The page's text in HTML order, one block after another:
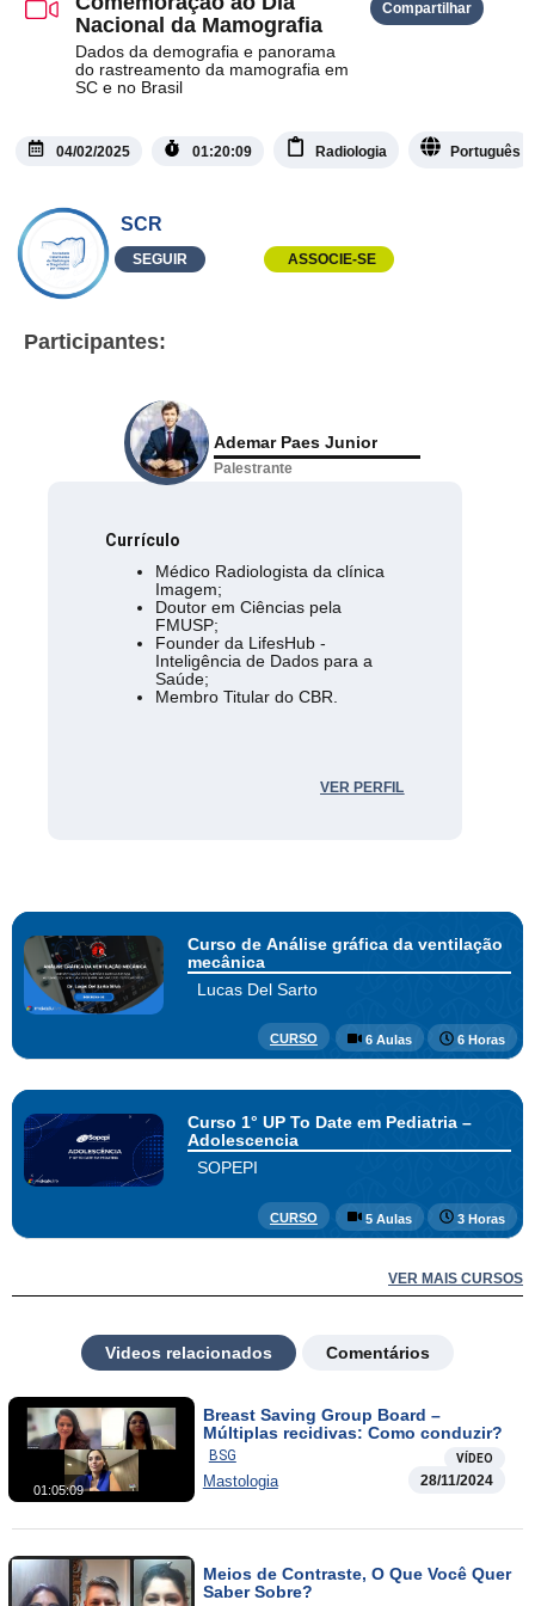
Nacional da Mamografia
Dados da demografia e panorama
do rastreamento da mamografia em
SC e no Brasil
Compartilhar
04/02/2025 01:20:09 Radiologia Português
SCR
SEGUIR ASSOCIE-SE
Participantes:
Ademar Paes Junior
Palestrante
Currículo
Médico Radiologista da clínica
Imagem;
Doutor em Ciências pela
FMUSP;
Founder da LifesHub -
Inteligência de Dados para a
Saúde;
Membro Titular do CBR.
VER PERFIL
Curso de Análise gráfica da ventilação
mecânica
Lucas Del Sarto
CURSO 6 Aulas 6 Horas
Curso 1° UP To Date em Pediatria –
Adolescencia
SOPEPI
CURSO 5 Aulas 3 Horas
VER MAIS CURSOS
Videos relacionados Comentários
01:05:09
Breast Saving Group Board –
Múltiplas recidivas: Como conduzir?
BSG VÍDEO
Mastologia 28/11/2024
Meios de Contraste, O Que Você Quer
Saber Sobre?